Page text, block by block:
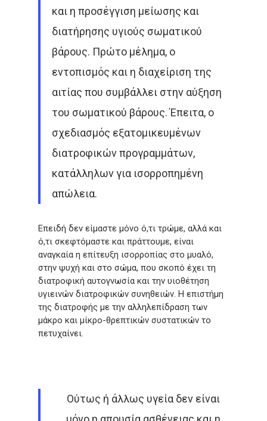
και η προσέγγιση μείωσης και
διατήρησης υγιούς σωματικού
βάρους. Πρώτο μέλημα, ο
εντοπισμός και η διαχείριση της
αιτίας που συμβάλλει στην αύξηση
του σωματικού βάρους. Έπειτα, ο
σχεδιασμός εξατομικευμένων
διατροφικών προγραμμάτων,
κατάλληλων για ισορροπημένη
απώλεια.
Επειδή δεν είμαστε μόνο ό,τι τρώμε, αλλά και
ό,τι σκεφτόμαστε και πράττουμε, είναι
αναγκαία η επίτευξη ισορροπίας στο μυαλό,
στην ψυχή και στο σώμα, που σκοπό έχει τη
διατροφική αυτογνωσία και την υιοθέτηση
υγιεινών διατροφικών συνηθειών. Η επιστήμη
της διατροφής με την αλληλεπίδραση των
μάκρο και μίκρο-θρεπτικών συστατικών το
πετυχαίνει.
Ούτως ή άλλως υγεία δεν είναι